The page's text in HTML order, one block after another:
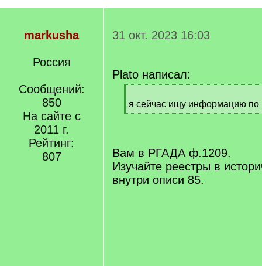
markusha
Россия
Сообщений:
850
На сайте с
2011 г.
Рейтинг:
807
31 окт. 2023 16:03
Plato написал:
q
]
я сейчас ищу информацию по
[
Вам в РГАДА ф.1209.
Изучайте реестры в
внутри описи 85.